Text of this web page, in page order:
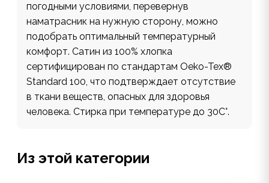
погодными условиями, перевернув
наматрасник на нужную сторону, можно
подобрать оптимальный температурный
комфорт. Сатин из 100% хлопка
сертифицирован по стандартам Oeko-Tex®
Standard 100, что подтверждает отсутствие
в ткани веществ, опасных для здоровья
человека. Стирка при температуре до 30С°.
Из этой категории